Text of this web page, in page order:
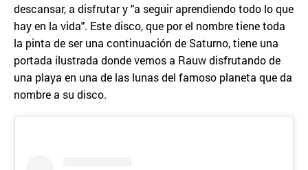
descansar, a disfrutar y "a seguir aprendiendo todo lo que
hay en la vida". Este disco, que por el nombre tiene toda
la pinta de ser una continuación de Saturno, tiene una
portada ilustrada donde vemos a Rauw disfrutando de
una playa en una de las lunas del famoso planeta que da
nombre a su disco.